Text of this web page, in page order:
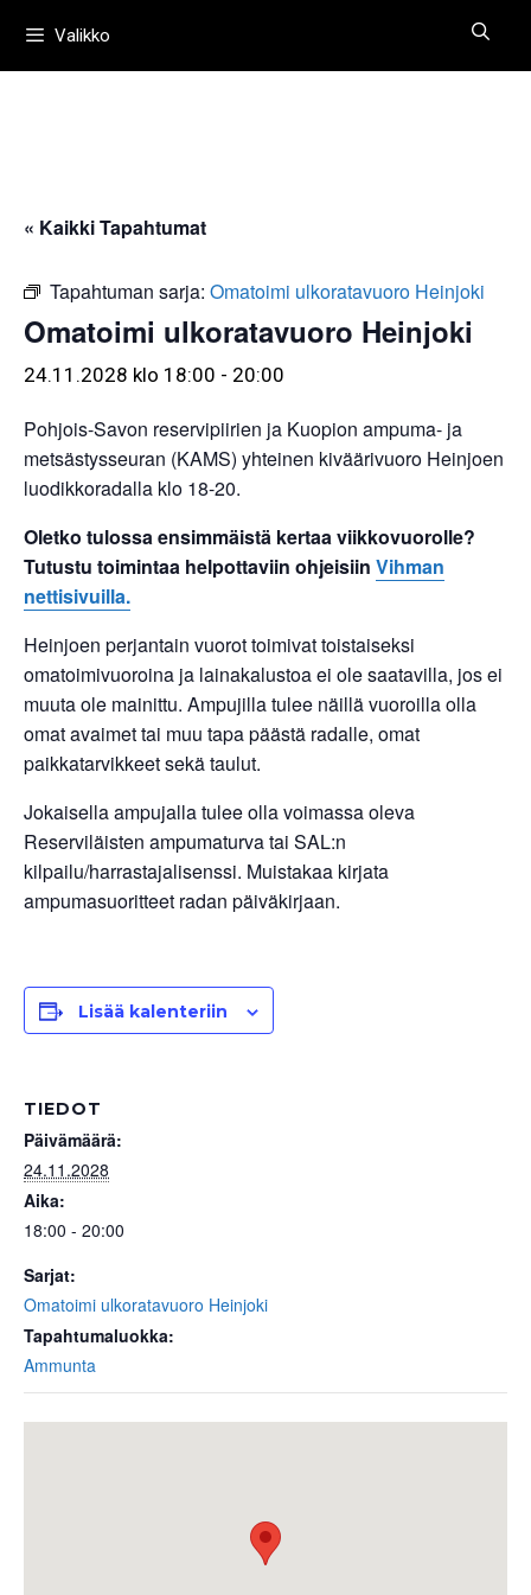
sisältöönValikko
« Kaikki Tapahtumat
Tapahtuman sarja: Omatoimi ulkoratavuoro Heinjoki
Omatoimi ulkoratavuoro Heinjoki
24.11.2028 klo 18:00 - 20:00
Pohjois-Savon reservipiirien ja Kuopion ampuma- ja
metsästysseuran (KAMS) yhteinen kiväärivuoro Heinjoen
luodikkoradalla klo 18-20.
Oletko tulossa ensimmäistä kertaa viikkovuorolle?
Tutustu toimintaa helpottaviin ohjeisiin Vihman
nettisivuilla.
Heinjoen perjantain vuorot toimivat toistaiseksi
omatoimivuoroina ja lainakalustoa ei ole saatavilla, jos ei
muuta ole mainittu. Ampujilla tulee näillä vuoroilla olla
omat avaimet tai muu tapa päästä radalle, omat
paikkatarvikkeet sekä taulut.
Jokaisella ampujalla tulee olla voimassa oleva
Reserviläisten ampumaturva tai SAL:n
kilpailu/harrastajalisenssi. Muistakaa kirjata
ampumasuoritteet radan päiväkirjaan.
Lisää kalenteriin
TIEDOT
Päivämäärä:
24.11.2028
Aika:
18:00 - 20:00
Sarjat:
Omatoimi ulkoratavuoro Heinjoki
Tapahtumaluokka:
Ammunta